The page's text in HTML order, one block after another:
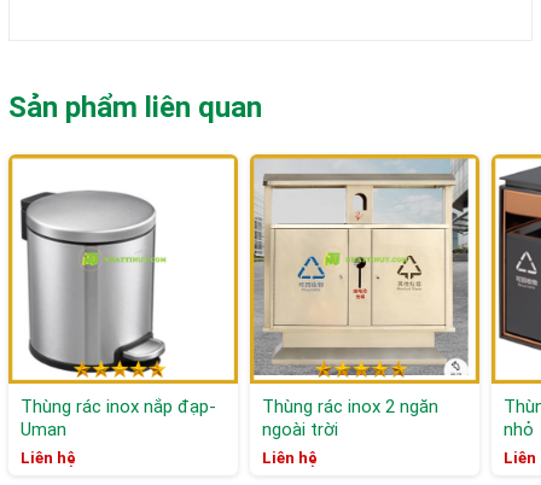
Sản phẩm liên quan
Thùng rác inox nắp đạp-
Uman
Liên hệ
Thùng rác inox 2 ngăn
ngoài trời
Liên hệ
nhỏ
Liên